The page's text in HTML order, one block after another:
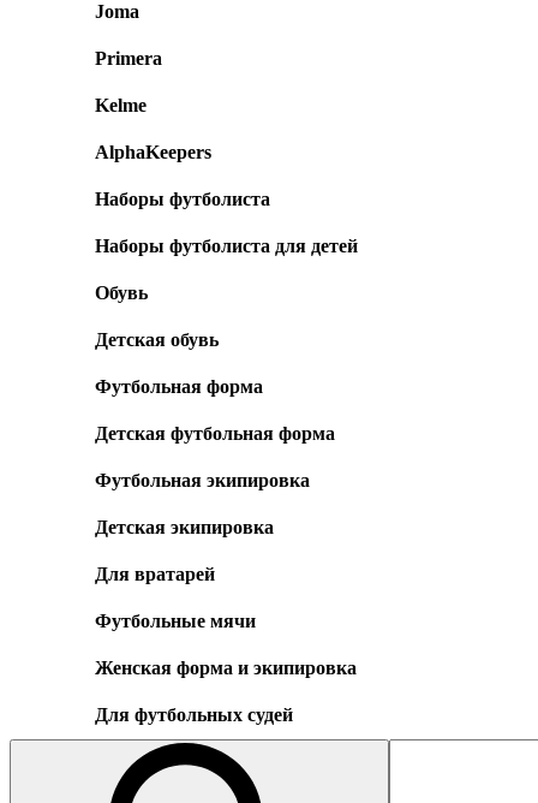
Joma
Primera
Kelme
AlphaKeepers
Наборы футболиста
Наборы футболиста для детей
Обувь
Детская обувь
Футбольная форма
Детская футбольная форма
Футбольная экипировка
Детская экипировка
Для вратарей
Футбольные мячи
Женская форма и экипировка
Для футбольных судей